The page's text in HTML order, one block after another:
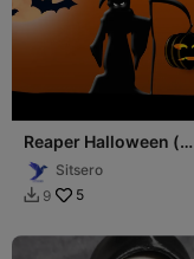
Reaper Halloween (
HueForge )
Sitsero
 9 5